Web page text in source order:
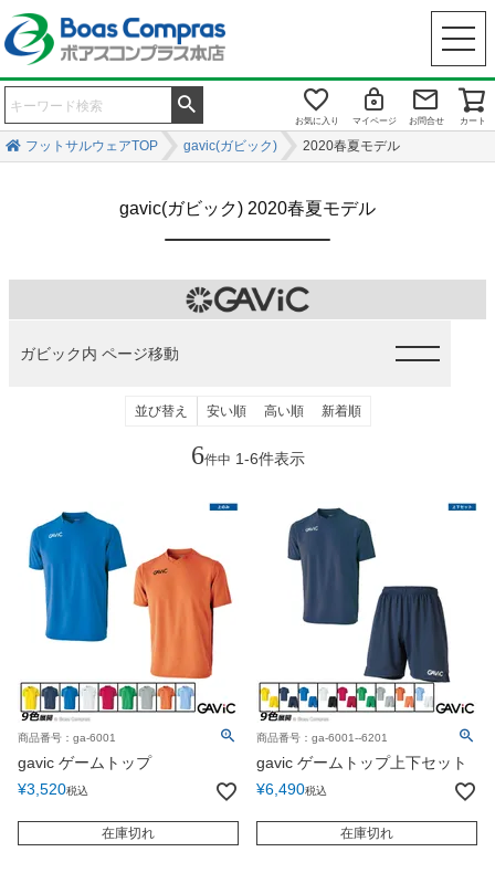
お気に入り マイページ お問合せ カート
フットサルウェアTOP gavic(ガビック) 2020春夏モデル
gavic(ガビック) 2020春夏モデル
ガビック内 ページ移動
並び替え 安い順 高い順 新着順
6件中 1-6件表示
商品番号：ga-6001
gavic ゲームトップ
¥3,520税込
在庫切れ
商品番号：ga-6001--6201
gavic ゲームトップ上下セット
¥6,490税込
在庫切れ